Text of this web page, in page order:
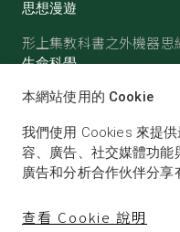
思想漫遊
形上集教科書之外機器思
生命科學
醫學古生物心理學生態學
物理 化學地球科學天文
本網站使用的 Cookie
我們使用 Cookies 來提
容、廣告、社交媒體功能
廣告和分析合作伙伴分享
查看 Cookie 說明